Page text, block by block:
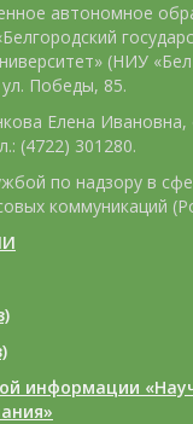
автономное
(НИУ
Победы, 85.
Елена Ивановна,
(4722) 301280.
по надзору в
коммуникаций
информации